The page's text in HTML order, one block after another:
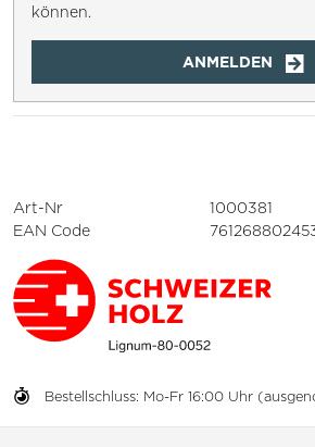
können.
ANMELDEN
Bestellschluss: Mo-Fr 16:00 Uhr
Art-Nr
1000381
EAN Code